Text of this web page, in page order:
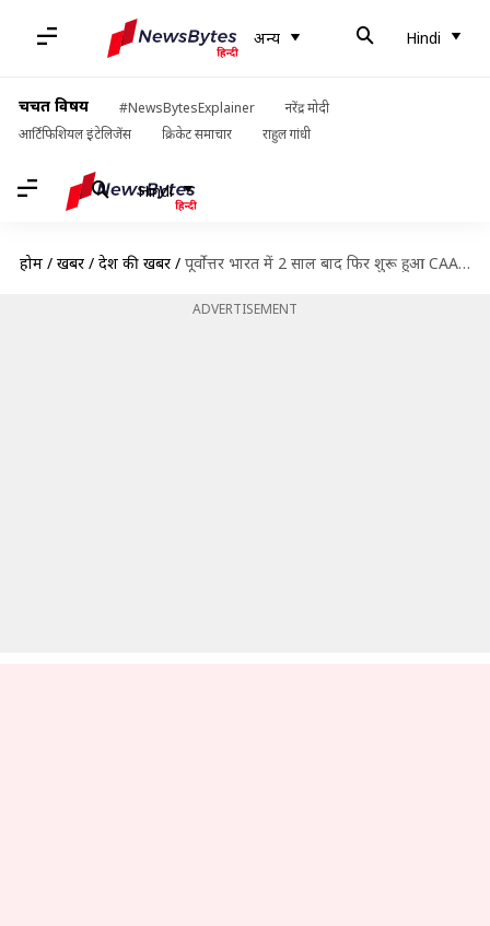
अन्य Hindi
चर्चित विषय #NewsBytesExplainer
नरेंद्र मोदी
आर्टिफिशियल इंटेलिजेंस
क्रिकेट समाचार राहुल गांधी
Hindi
होम / खबरें / देश की खबरें / पूर्वोत्तर भारत में 2 साल बाद फिर शुरू हुआ CAA का विरोध, NESO कर रहा नेतृत्व
ADVERTISEMENT